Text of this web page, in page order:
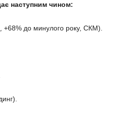
наступним чином:
+68% до минулого року, СКМ).